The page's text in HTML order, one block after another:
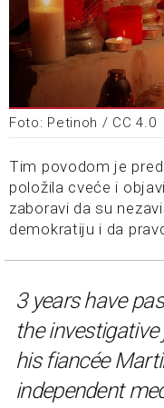
Foto: Petinoh / CC 4.0
Tim povodom je
položila cveće i
zaboravi da su
demokratiju i da
3 years have
the
his fiancée
independent